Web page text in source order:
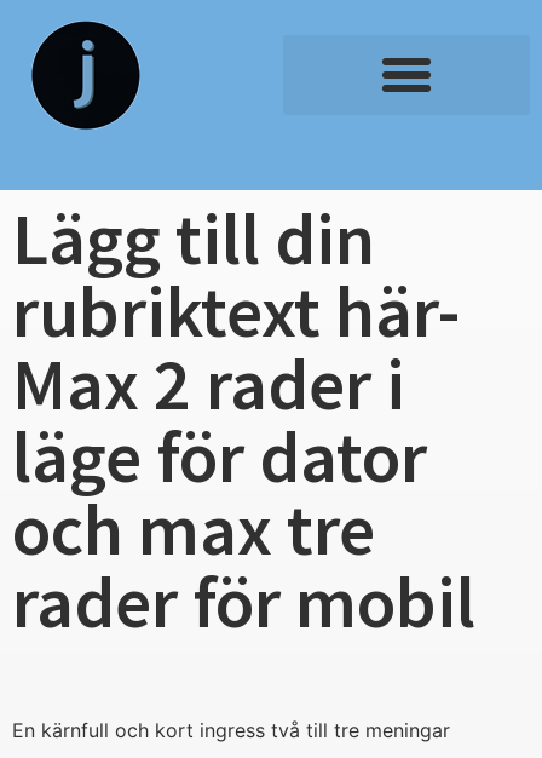
Lägg till din
rubriktext här-
Max 2 rader i
läge för dator
och max tre
rader för mobil
En kärnfull och kort ingress två till tre meningar